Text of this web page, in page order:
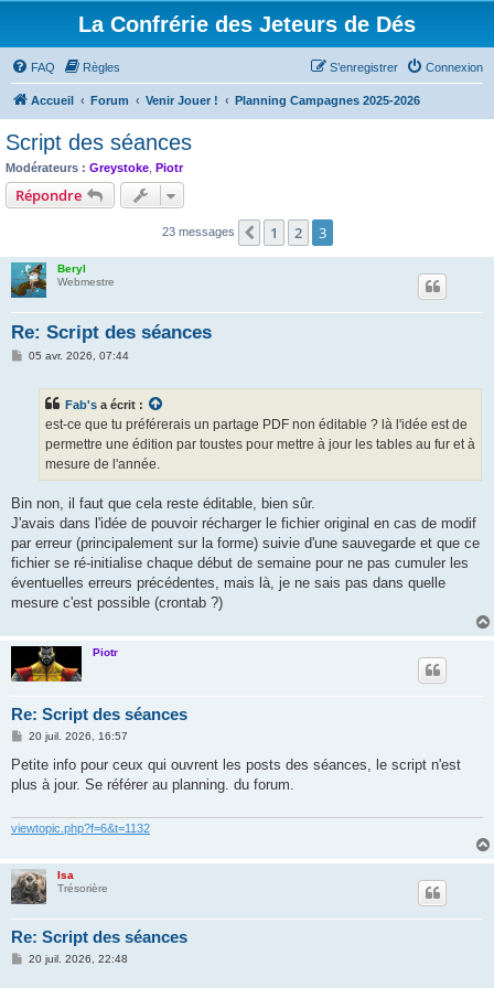
La Confrérie des Jeteurs de Dés
FAQ Règles Connexion
S’enregistrer
Accueil Forum Venir Jouer ! Planning Campagnes 2025-2026
Script des séances
Modérateurs : Greystoke Piotr
Répondre
23 messages Précédente
1 2 3
Beryl
Webmestre
Re: Script des séances
M05 avr. 2026, 07:44
Fab's a écrit :
est-ce que tu préférerais un partage PDF non éditable ? là l'idée est de
permettre une édition par toustes pour mettre à jour les tables au fur et à
mesure de l'année.
Bin non, il faut que cela reste éditable, bien sûr.
J'avais dans l'idée de pouvoir récharger le fichier original en cas de modif
par erreur (principalement sur la forme) suivie d'une sauvegarde et que ce
fichier se ré-initialise chaque début de semaine pour ne pas cumuler les
éventuelles erreurs précédentes, mais là, je ne sais pas dans quelle
mesure c'est possible (crontab ?)
Piotr
Re: Script des séances
M
s
a
20 juil. 2026, 16:57
Petite info pour ceux qui ouvrent les posts des séances, le script n'est
plus à jour. Se référer au planning. du forum.
viewtopic.php?f=6&t=1132
Isa
Trésorière
Re: Script des séances
M20 juil. 2026, 22:48